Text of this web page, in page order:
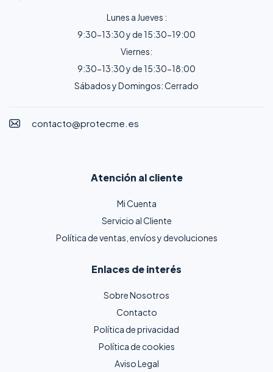
Lunes a Jueves :
9:30-13:30 y de 15:30-19:00
Viernes:
9:30-13:30 y de 15:30-18:00
Sábados y Domingos: Cerrado
contacto@protecme.es
Atención al cliente
Mi Cuenta
Servicio al Cliente
Política de ventas, envíos y devoluciones
Enlaces de interés
Sobre Nosotros
Contacto
Política de privacidad
Política de cookies
Aviso Legal